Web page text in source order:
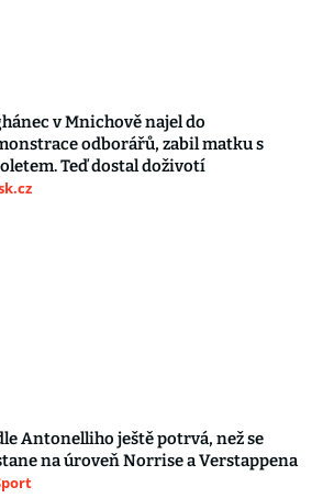
v Mnichově najel do
odborářů, zabil matku s
Teď dostal doživotí
Antonelliho ještě potrvá, než se
na úroveň Norrise a Verstappena